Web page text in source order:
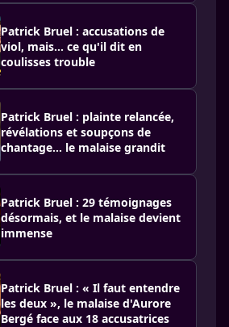
Patrick Bruel : accusations de
viol, mais… ce qu'il dit en
coulisses trouble
Patrick Bruel : plainte relancée,
révélations et soupçons de
chantage… le malaise grandit
Patrick Bruel : 29 témoignages
désormais, et le malaise devient
immense
Patrick Bruel : « Il faut entendre
les deux », le malaise d'Aurore
Bergé face aux 18 accusatrices